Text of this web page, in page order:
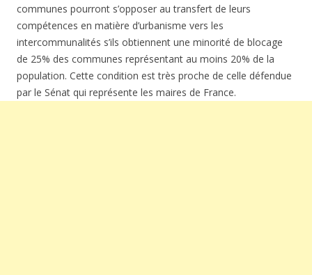
communes pourront s’opposer au transfert de leurs
compétences en matière d’urbanisme vers les
intercommunalités s’ils obtiennent une minorité de blocage
de 25% des communes représentant au moins 20% de la
population. Cette condition est très proche de celle défendue
par le Sénat qui représente les maires de France.